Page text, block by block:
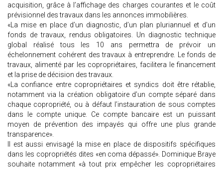
acquisition, grâce à l’affichage des charges courantes et le coût
prévisionnel des travaux dans les annonces immobilières.
«La mise en place d’un diagnostic, d’un plan pluriannuel et d’un
fonds de travaux, rendus obligatoires. Un diagnostic technique
global réalisé tous les 10 ans permettra de prévoir un
échelonnement cohérent des travaux à entreprendre. Le fonds de
travaux, alimenté par les copropriétaires, facilitera le financement
et la prise de décision des travaux.
«La confiance entre copropriétaires et syndics doit être rétablie,
notamment via la création obligatoire d’un compte séparé dans
chaque copropriété, ou à défaut l’instauration de sous comptes
dans le compte unique. Ce compte bancaire est un puissant
moyen de prévention des impayés qui offre une plus grande
transparence».
Il est aussi envisagé la mise en place de dispositifs spécifiques
dans les copropriétés dites «en coma dépassé». Dominique Braye
souhaite notamment «à tout prix empêcher les copropriétaires